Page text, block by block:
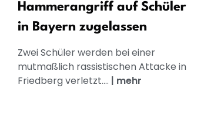
Hammerangriff auf Schüler
in Bayern zugelassen
Zwei Schüler werden bei einer
mutmaßlich rassistischen Attacke in
Friedberg verletzt.... | mehr